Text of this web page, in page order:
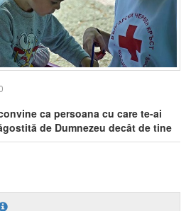
ca persoana cu care te-ai
de Dumnezeu decât de tine